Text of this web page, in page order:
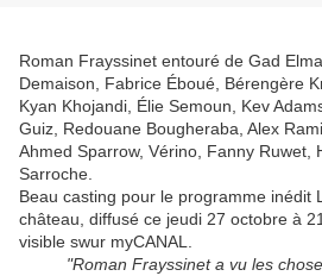
Roman Frayssinet entouré de Gad
Demaison, Fabrice Éboué, Bérengère
Kyan Khojandi, Élie Semoun, Kev
Guiz, Redouane Bougheraba, Alex
Ahmed Sparrow, Vérino, Fanny Ruwet,
Sarroche.
Beau casting pour le programme inédit
château, diffusé ce jeudi 27 octobre à
visible swur myCANAL.
"Roman Frayssinet a vu les